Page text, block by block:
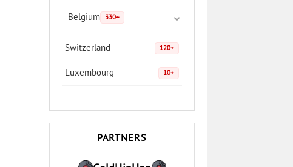
Belgium 330+
Switzerland 120+
Luxembourg 10+
PARTNERS